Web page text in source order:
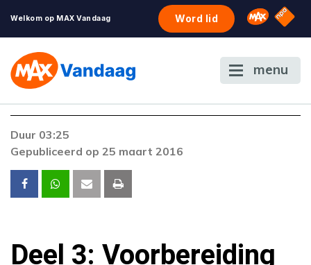
Welkom op MAX Vandaag Word lid Omroep
NPO
menu
Duur 03:25
Gepubliceerd op 25 maart 2016
Deel 3: Voorbereiding